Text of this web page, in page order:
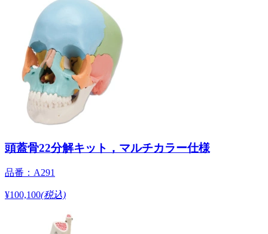
頭蓋骨22分解キット，マルチカラー仕様
品番：A291
¥100,100(税込)